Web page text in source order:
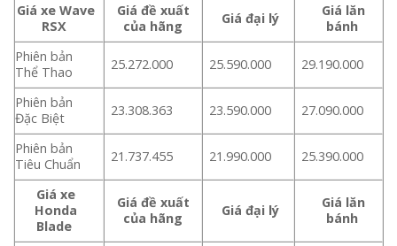
Giá xe Wave
RSX
Giá đề xuất
của hãng
Giá đại lý
Giá lăn
bánh
Phiên bản
Thể Thao
25.272.000 25.590.000 29.190.000
Phiên bản
Đặc Biệt
23.308.363 23.590.000 27.090.000
Phiên bản
Tiêu Chuẩn
21.737.455 21.990.000 25.390.000
Giá xe
Honda
Blade
Giá đề xuất
của hãng
Giá đại lý
Giá lăn
bánh